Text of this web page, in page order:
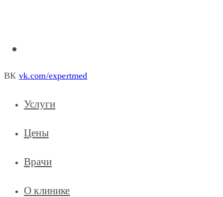
ВК vk.com/expertmed
Услуги
Цены
Врачи
О клинике